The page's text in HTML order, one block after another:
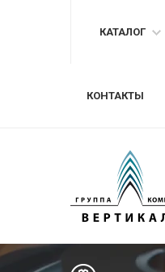
КАТАЛОГ
КОНТАКТЫ